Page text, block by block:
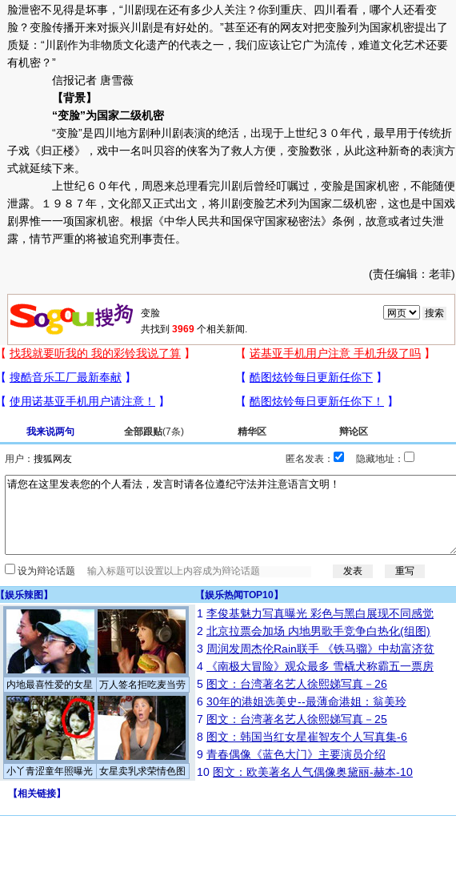
脸泄密不见得是坏事，“川剧现在还有多少人关注？你到重庆、四川看看，哪个人还看变
脸？变脸传播开来对振兴川剧是有好处的。”甚至还有的网友对把变脸列为国家机密提出了
质疑：“川剧作为非物质文化遗产的代表之一，我们应该让它广为流传，难道文化艺术还要
有机密？”
信报记者 唐雪薇
【背景】
“变脸”为国家二级机密
“变脸”是四川地方剧种川剧表演的绝活，出现于上世纪３０年代，最早用于传统折
子戏《归正楼》，戏中一名叫贝容的侠客为了救人方便，变脸数张，从此这种新奇的表演方
式就延续下来。
上世纪６０年代，周恩来总理看完川剧后曾经叮嘱过，变脸是国家机密，不能随便
泄露。１９８７年，文化部又正式出文，将川剧变脸艺术列为国家二级机密，这也是中国戏
剧界惟一一项国家机密。根据《中华人民共和国保守国家秘密法》条例，故意或者过失泄
露，情节严重的将被追究刑事责任。
(责任编辑：老菲)
共找到 3969 个相关新闻.
我来说两句 全部跟贴(7条) 精华区 辩论区
用户： 匿名发表： 隐藏地址：
设为辩论话题
【娱乐辣图 】 【娱乐热闻TOP10】
内地最喜性爱的女星 万人签名拒吃麦当劳
小丫青涩童年照曝光 女星卖乳求荣情色图
1 李俊基魅力写真曝光 彩色与黑白展现不同感觉
2 北京拉票会加场 内地男歌手竞争白热化(组图)
3 周润发周杰伦Rain联手 《铁马骝》中劫富济贫
4
《南极大冒险》观众最多 雪橇犬称霸五一票房
5 图文：台湾著名艺人徐熙娣写真－26
6 30年的港姐选美史--最薄命港姐：翁美玲
7 图文：台湾著名艺人徐熙娣写真－25
8 图文：韩国当红女星崔智友个人写真集-6
9 青春偶像《蓝色大门》主要演员介绍
10 图文：欧美著名人气偶像奥黛丽-赫本-10
【相关链接】